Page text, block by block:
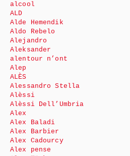
alcool
ALD
Alde Hemendik
Aldo Rebelo
Alejandro
Aleksander
alentour n’ont
Alep
ALÈS
Alessandro Stella
Alèssi
Alèssi Dell’Umbria
Alex
Alex Baladi
Alex Barbier
Alex Cadourcy
Alex pense